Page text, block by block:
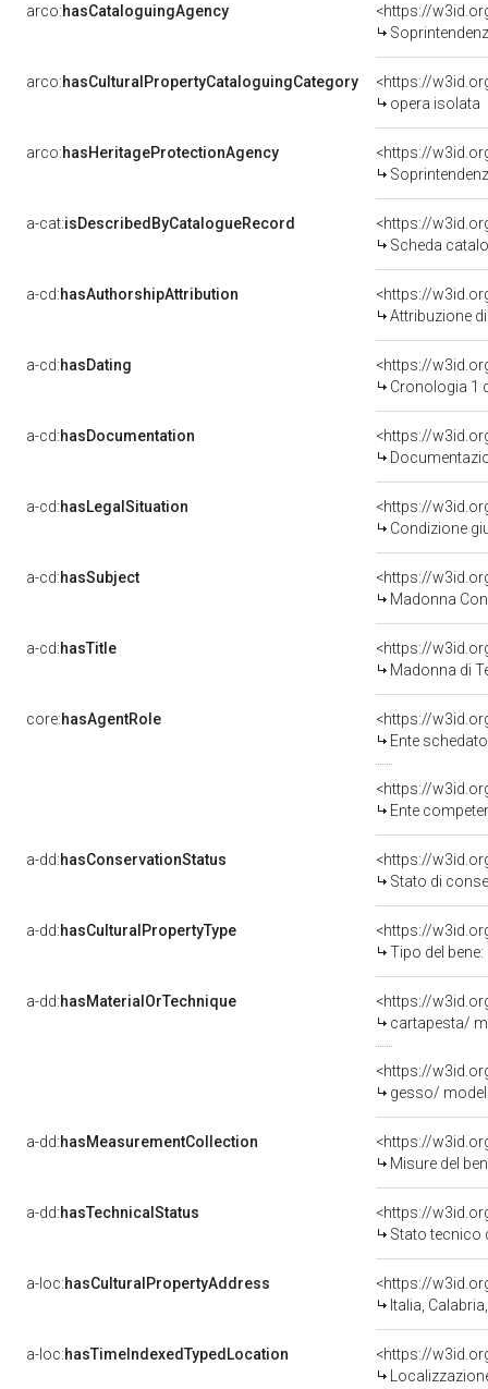
arco:hasCataloguingAgency
<https://
arco:hasCulturalPropertyCataloguingCategory
<https://
opera isolata
arco:hasHeritageProtectionAgency
<https://
a-cat:isDescribedByCatalogueRecord
<https://
Scheda
a-cd:hasAuthorshipAttribution
Attribuzione
a-cd:hasDating
<https://
Cronologia 1
a-cd:hasDocumentation
a-cd:hasLegalSituation
Condizione
a-cd:hasSubject
<https://
Madonna
a-cd:hasTitle
<https://
Madonna di
core:hasAgentRole
<https://
Ente schedatore
<https://
Ente competente
a-dd:hasConservationStatus
<https://
Stato di
a-dd:hasCulturalPropertyType
Tipo del
a-dd:hasMaterialOrTechnique
<https://
cartapesta/
<https://
gesso/
a-dd:hasMeasurementCollection
<https://
Misure del
a-dd:hasTechnicalStatus
<https://
Stato tecnico
a-loc:hasCulturalPropertyAddress
<https://
Italia,
a-loc:hasTimeIndexedTypedLocation
<https://